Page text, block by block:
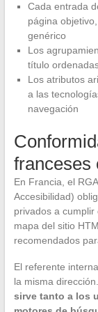
Cada entrada
página
genérico
Los
título
Los atributos
a las
navegación
franceses
En Francia, el
Accesibilidad)
privados a
mapa del sitio
recomendados
El referente
la misma dirección.
sirve tanto a los